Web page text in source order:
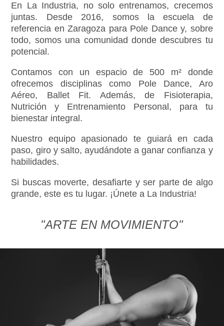
En La Industria, no solo entrenamos, crecemos
juntas. Desde 2016, somos la escuela de
referencia en Zaragoza para Pole Dance y, sobre
todo, somos una comunidad donde descubres tu
potencial.
Contamos con un espacio de 500 m² donde
ofrecemos disciplinas como Pole Dance, Aro
Aéreo, Ballet Fit. Además, de Fisioterapia,
Nutrición y Entrenamiento Personal, para tu
bienestar integral.
Nuestro equipo apasionado te guiará en cada
paso, giro y salto, ayudándote a ganar confianza y
habilidades.
Si buscas moverte, desafiarte y ser parte de algo
grande, este es tu lugar. ¡Únete a La Industria!
"ARTE EN MOVIMIENTO"